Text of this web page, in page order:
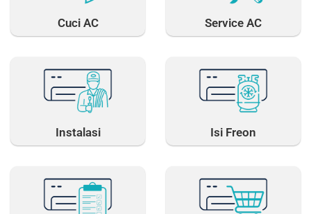
Cuci AC Service AC
Instalasi Isi Freon